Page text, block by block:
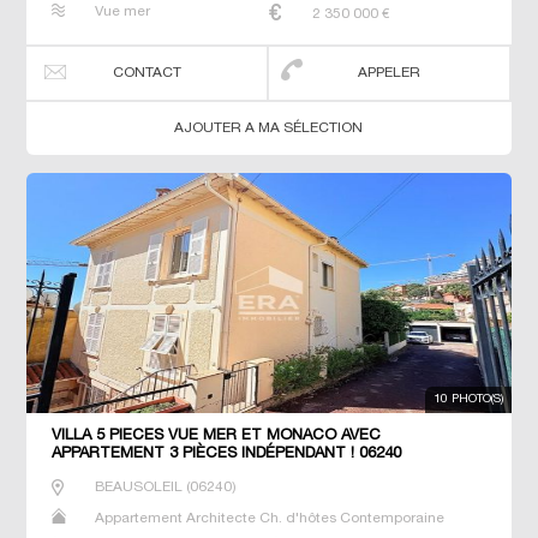
Prestige Propriété T4 T6 T7 Villa
Vue mer 2 350 000 €
CONTACT APPELER
AJOUTER A MA SÉLECTION
10 PHOTO(S)
VILLA 5 PIÈCES VUE MER ET MONACO AVEC
APPARTEMENT 3 PIÈCES INDÉPENDANT ! 06240
BEAUSOLEIL(06240)
Appartement Architecte Ch. d'hôtes Contemporaine